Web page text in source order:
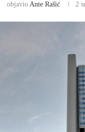
objavio Ante Rašić 2